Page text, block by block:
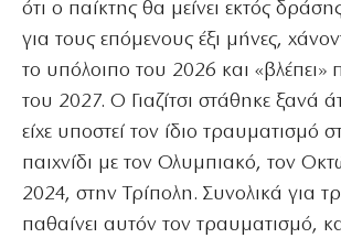
ότι ο παίκτης θα μείνει εκτός
για τους επόμενους έξι μήνες,
το υπόλοιπο του 2026 και «βλέπει»
του 2027. Ο Γιαζίτσι στάθηκε ξανά
είχε υποστεί τον ίδιο τραυματισμό
παιχνίδι με τον Ολυμπιακό, τον
2024, στην Τρίπολη. Συνολικά για
παθαίνει αυτόν τον τραυματισμό,